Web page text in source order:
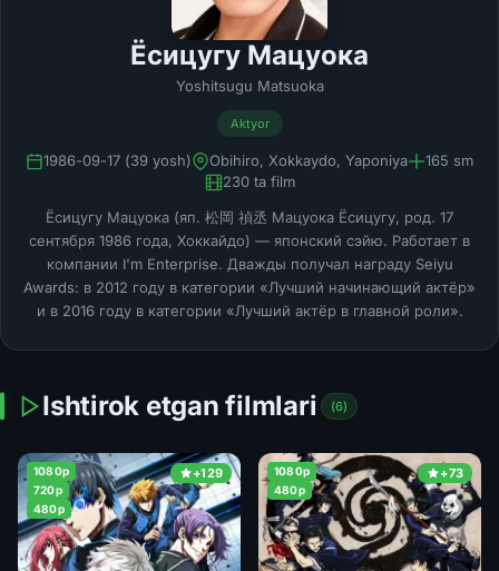
Ёсицугу Мацуока
Yoshitsugu Matsuoka
Aktyor
1986-09-17 (39 yosh) Obihiro, Xokkaydo, Yaponiya
165 sm
230 ta film
Ёсицугу Мацуока (яп. 松岡 禎丞 Мацуока Ёсицугу, род. 17
сентября 1986 года, Хоккайдо) — японский сэйю. Работает в
компании I'm Enterprise. Дважды получал награду Seiyu
Awards: в 2012 году в категории «Лучший начинающий актёр»
и в 2016 году в категории «Лучший актёр в главной роли».
Ishtirok etgan filmlari (6)
+129
1080p
720p
480p
+73
1080p
480p